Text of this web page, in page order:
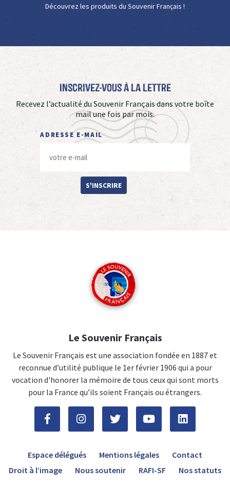
Découvrez les produits du Souvenir Français !
Inscrivez-vous à La Lettre
Recevez l’actualité du Souvenir Français dans votre boîte
mail une fois par mois.
ADRESSE E-MAIL
S'INSCRIRE
Le Souvenir Français
Le Souvenir Français est une association fondée en 1887 et
reconnue d’utilité publique le 1er février 1906 qui a pour
vocation d'honorer la mémoire de tous ceux qui sont morts
pour la France qu’ils soient Français ou étrangers.
Espace délégués Mentions légales
Contact
Droit à l’image
Nous soutenir RAFI-SF Nos statuts